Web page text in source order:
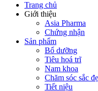
Trang chủ
Giới thiệu
Asia Pharma
Chứng nhận
Sản phẩm
Bổ dưỡng
Tiêu hoá trĩ
Nam khoa
Chăm sóc sắc
Tiết niệu